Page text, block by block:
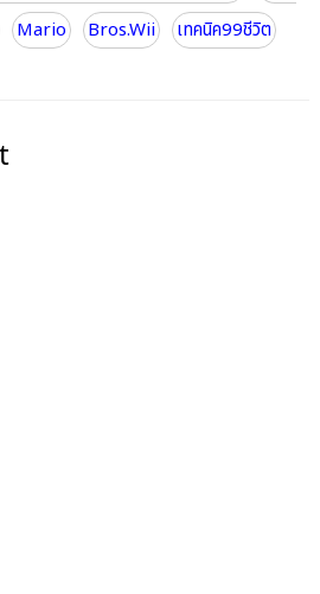
Mario Bros.Wii เทคนิค99ชีวิต